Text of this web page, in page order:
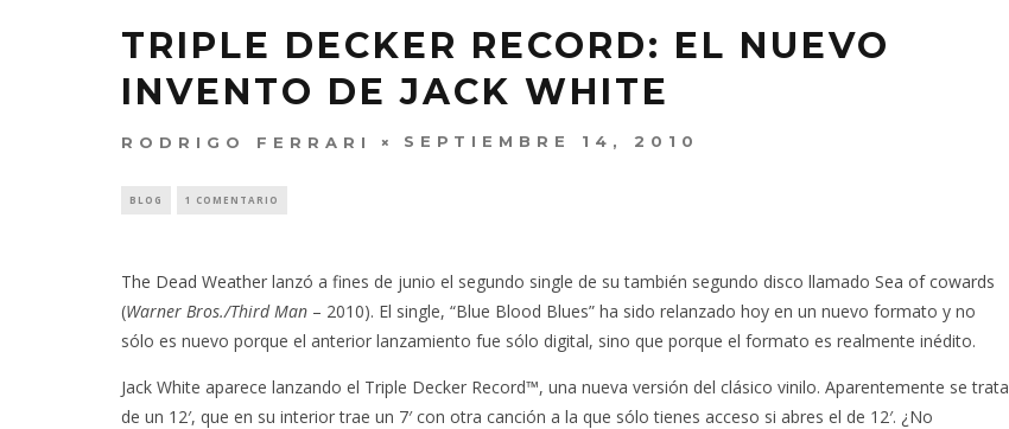
TRIPLE DECKER RECORD: EL NUEVO
INVENTO DE JACK WHITE
RODRIGO FERRARI SEPTIEMBRE 14, 2010
BLOG 1 COMENTARIO
The Dead Weather lanzó a fines de junio el segundo single de su también segundo disco llamado Sea of cowards
(Warner Bros./Third Man – 2010). El single, “Blue Blood Blues” ha sido relanzado hoy en un nuevo formato y no
sólo es nuevo porque el anterior lanzamiento fue sólo digital, sino que porque el formato es realmente inédito.
Jack White aparece lanzando el Triple Decker Record™, una nueva versión del clásico vinilo. Aparentemente se trata
de un 12′, que en su interior trae un 7′ con otra canción a la que sólo tienes acceso si abres el de 12′. ¿No